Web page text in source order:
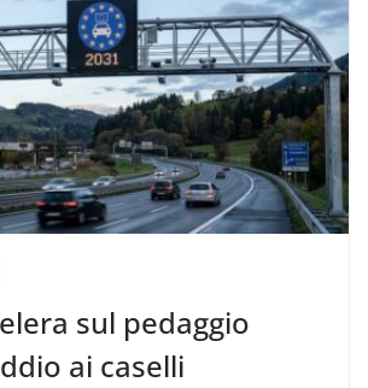
sul pedaggio
ai caselli